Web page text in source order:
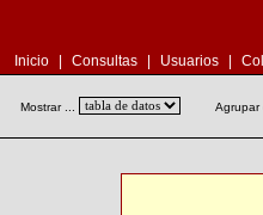
Inicio Consultas Usuarios
Mostrar ... Agrupar